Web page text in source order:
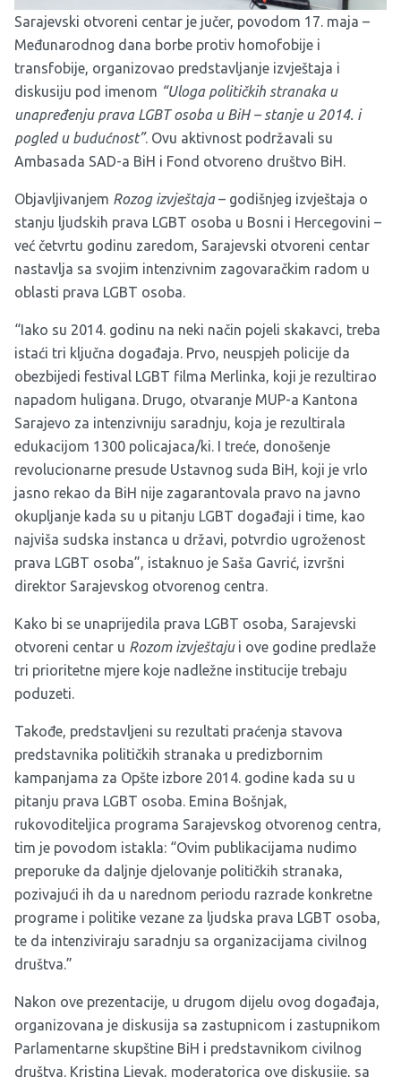
Sarajevski otvoreni centar je jučer, povodom 17. maja –
Međunarodnog dana borbe protiv homofobije i
transfobije, organizovao predstavljanje izvještaja i
diskusiju pod imenom “Uloga političkih stranaka u
unapređenju prava LGBT osoba u BiH – stanje u 2014. i
pogled u budućnost”. Ovu aktivnost podržavali su
Ambasada SAD-a BiH i Fond otvoreno društvo BiH.
Objavljivanjem Rozog izvještaja – godišnjeg izvještaja o
stanju ljudskih prava LGBT osoba u Bosni i Hercegovini –
već četvrtu godinu zaredom, Sarajevski otvoreni centar
nastavlja sa svojim intenzivnim zagovaračkim radom u
oblasti prava LGBT osoba.
“Iako su 2014. godinu na neki način pojeli skakavci, treba
istaći tri ključna događaja. Prvo, neuspjeh policije da
obezbijedi festival LGBT filma Merlinka, koji je rezultirao
napadom huligana. Drugo, otvaranje MUP-a Kantona
Sarajevo za intenzivniju saradnju, koja je rezultirala
edukacijom 1300 policajaca/ki. I treće, donošenje
revolucionarne presude Ustavnog suda BiH, koji je vrlo
jasno rekao da BiH nije zagarantovala pravo na javno
okupljanje kada su u pitanju LGBT događaji i time, kao
najviša sudska instanca u državi, potvrdio ugroženost
prava LGBT osoba”, istaknuo je Saša Gavrić, izvršni
direktor Sarajevskog otvorenog centra.
Kako bi se unaprijedila prava LGBT osoba, Sarajevski
otvoreni centar u Rozom izvještajui ove godine predlaže
tri prioritetne mjere koje nadležne institucije trebaju
poduzeti.
Takođe, predstavljeni su rezultati praćenja stavova
predstavnika političkih stranaka u predizbornim
kampanjama za Opšte izbore 2014. godine kada su u
pitanju prava LGBT osoba. Emina Bošnjak,
rukovoditeljica programa Sarajevskog otvorenog centra,
tim je povodom istakla: “Ovim publikacijama nudimo
preporuke da daljnje djelovanje političkih stranaka,
pozivajući ih da u narednom periodu razrade konkretne
programe i politike vezane za ljudska prava LGBT osoba,
te da intenziviraju saradnju sa organizacijama civilnog
društva.”
Nakon ove prezentacije, u drugom dijelu ovog događaja,
organizovana je diskusija sa zastupnicom i zastupnikom
Parlamentarne skupštine BiH i predstavnikom civilnog
društva. Kristina Ljevak, moderatorica ove diskusije, sa